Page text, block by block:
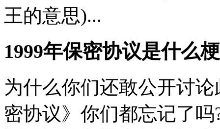
王的意思)...
1999年保密协议是什么
为什么你们还敢公开讨
密协议》你们都忘记了